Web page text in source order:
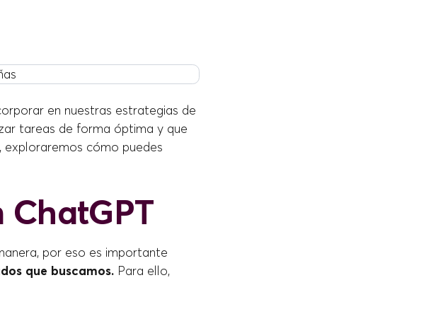
en nuestras estrategias de
tareas de forma óptima y que
cómo puedes
ChatGPT
por eso es importante
que buscamos. Para ello,